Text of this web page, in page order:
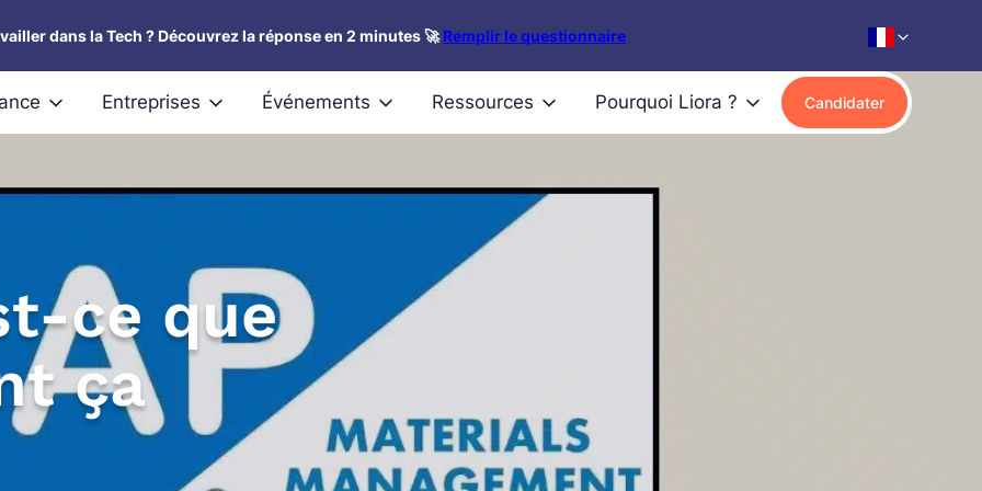
dans la Tech ? Découvrez la réponse en 2 minutes 🚀Remplir le questionnaire
Entreprises Événements Ressources Pourquoi Liora ? Candidater
ce que
ça